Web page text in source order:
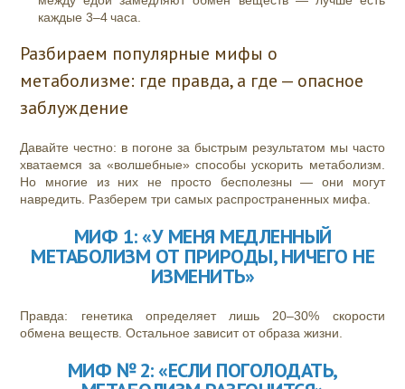
каждые 3–4 часа.
Разбираем популярные мифы о
метаболизме: где правда, а где — опасное
заблуждение
Давайте честно: в погоне за быстрым результатом мы часто
хватаемся за «волшебные» способы ускорить метаболизм.
Но многие из них не просто бесполезны — они могут
навредить. Разберем три самых распространенных мифа.
МИФ 1: «У МЕНЯ МЕДЛЕННЫЙ
МЕТАБОЛИЗМ ОТ ПРИРОДЫ, НИЧЕГО НЕ
ИЗМЕНИТЬ»
Правда: генетика определяет лишь 20–30% скорости
обмена веществ. Остальное зависит от образа жизни.
МИФ № 2: «ЕСЛИ ПОГОЛОДАТЬ,